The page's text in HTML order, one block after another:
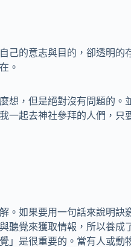
己的意志與目的，卻透明的
。
想，但是絕對沒有問題的。
一起去神社參拜的人們，只
。如果要用一句話來說明訣
聽覺來獲取情報，所以養成
」是很重要的。當有人或動